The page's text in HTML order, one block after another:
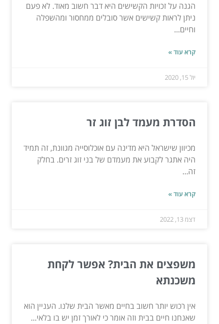
הגנה על זכויות הקשישים היא דבר חשוב מאוד. לא פעם
ניתן לראות קשישים אשר סובלים ממחסור ומהשפלה
וחיים...
קרא עוד »
יול 15, 2020
הסדרת מעמד לבן זוג זר
מכיוון שישראל היא מדינה עם אוכלוסייה מגוונת, זה תמיד
היה אתגר לקבוע את מעמדם של בני זוג זרים. בחלק
זה...
קרא עוד »
דצמ 13, 2022
משפצים את הבית? אפשר לקחת
משכנתא
אין רכוש יותר חשוב בחיים מאשר הבית שלנו. העניין הוא
שאנחנו חיים בבית וזה אומר כי לאורך זמן יש בו בלאי...